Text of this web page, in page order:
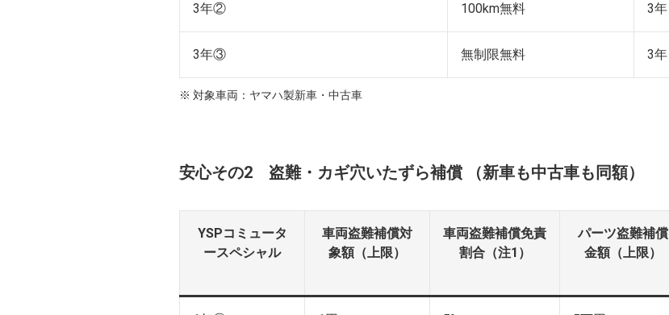
3年② 100km無料 3年
3年③ 無制限無料 3年
※ 対象車両：ヤマハ製新車・中古車
安心その2 盗難・カギ穴いたずら補償 （新車も中古車も同額）
YSPコミュータ
ースペシャル
車両盗難補償対
象額（上限）
車両盗難補償免責
割合（注1）
パーツ盗難補償
金額（上限）